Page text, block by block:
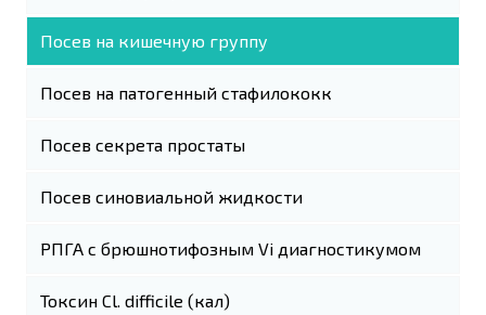
Посев на кишечную группу
Посев на патогенный стафилококк
Посев секрета простаты
Посев синовиальной жидкости
РПГА с брюшнотифозным Vi диагностикумом
Токсин Cl. difficile (кал)